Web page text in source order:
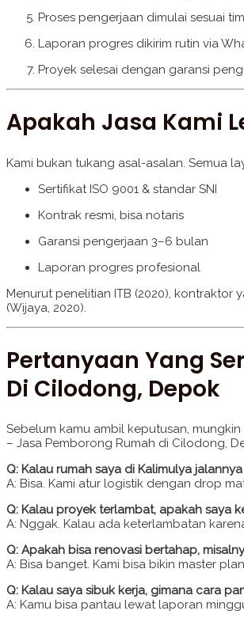
Proses pengerjaan dimulai sesuai
Laporan progres dikirim rutin via
Proyek selesai dengan garansi
Apakah Jasa Kami
Kami bukan tukang asal-asalan. Semua
Sertifikat ISO 9001 & standar SNI
Kontrak resmi, bisa notaris
Garansi pengerjaan 3–6 bulan
Laporan progres profesional
Menurut penelitian ITB (2020),
(Wijaya, 2020).
Pertanyaan Yang
Di Cilodong, Depok
Sebelum kamu ambil keputusan,
– Jasa Pemborong Rumah di Cilodong,
Q: Kalau rumah saya di Kalimulya
A: Bisa. Kami atur logistik dengan drop
Q: Kalau proyek terlambat, apakah saya
A: Nggak. Kalau ada keterlambatan
Q: Apakah bisa renovasi bertahap,
A: Bisa banget. Kami bisa bikin master
Q: Kalau saya sibuk kerja, gimana cara
A: Kamu bisa pantau lewat laporan